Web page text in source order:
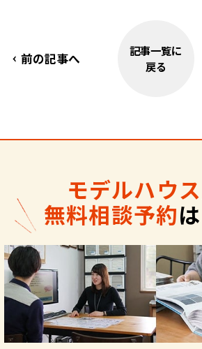
前の記事へ
記事一覧に
戻る
モデルハウ
無料相談予約